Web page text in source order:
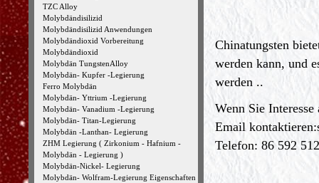
TZC Alloy
Molybdändisilizid
Molybdändisilizid Anwendungen
Molybdändioxid Vorbereitung
Molybdändioxid
Molybdän TungstenAlloy
Molybdän- Kupfer -Legierung
Ferro Molybdän
Molybdän- Yttrium -Legierung
Molybdän- Vanadium -Legierung
Molybdän- Titan-Legierung
Molybdän -Lanthan- Legierung
ZHM Legierung ( Zirkonium - Hafnium -
Molybdän - Legierung )
Molybdän-Nickel- Legierung
Molybdän- Wolfram-Legierung Eigenschaften
Chinatungsten
werden kann, und
werden ..
Wenn Sie
Email kontaktieren:
Telefon: 86 592